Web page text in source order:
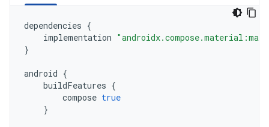
dependencies {
implementation
}
android {
buildFeatures {
compose true
}